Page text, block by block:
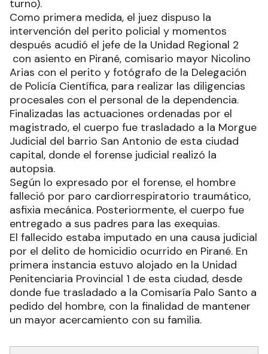
turno).
Como primera medida, el juez dispuso la
intervención del perito policial y momentos
después acudió el jefe de la Unidad Regional 2
con asiento en Pirané, comisario mayor Nicolino
Arias con el perito y fotógrafo de la Delegación
de Policía Científica, para realizar las diligencias
procesales con el personal de la dependencia.
Finalizadas las actuaciones ordenadas por el
magistrado, el cuerpo fue trasladado a la Morgue
Judicial del barrio San Antonio de esta ciudad
capital, donde el forense judicial realizó la
autopsia.
Según lo expresado por el forense, el hombre
falleció por paro cardiorrespiratorio traumático,
asfixia mecánica. Posteriormente, el cuerpo fue
entregado a sus padres para las exequias.
El fallecido estaba imputado en una causa judicial
por el delito de homicidio ocurrido en Pirané. En
primera instancia estuvo alojado en la Unidad
Penitenciaria Provincial 1 de esta ciudad, desde
donde fue trasladado a la Comisaría Palo Santo a
pedido del hombre, con la finalidad de mantener
un mayor acercamiento con su familia.